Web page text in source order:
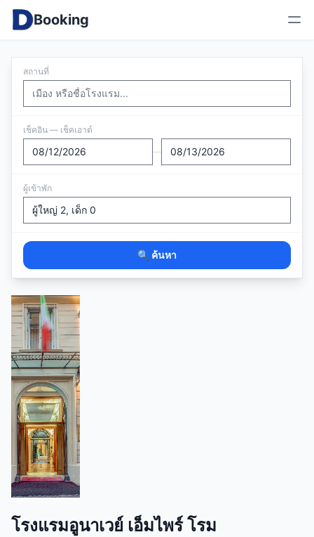
Booking
สถานที่
เช็คอิน — เช็คเอาต์
—
ผู้เข้าพัก
🔍 ค้นหา
โรงแรมอูนาเวย์ เอ็มไพร์ โรม